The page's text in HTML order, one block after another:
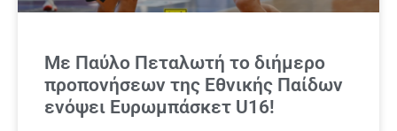
Με Παύλο Πεταλωτή το διήμερο
προπονήσεων της Εθνικής Παίδων
ενόψει Ευρωμπάσκετ U16!